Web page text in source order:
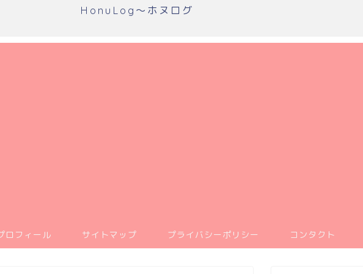
HonuLog～ホヌログ
ロフィール サイトマップ プライバシーポリシー コンタクト